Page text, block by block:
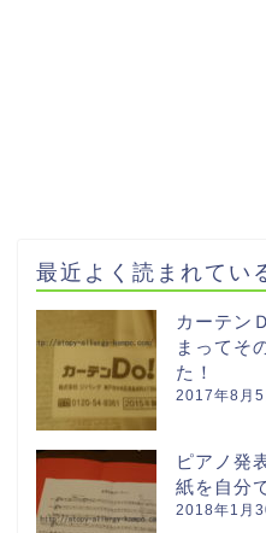
最近よく読まれてい
カーテン
まってそ
た！
2017年8月5
ピアノ発
紙を自分
2018年1月